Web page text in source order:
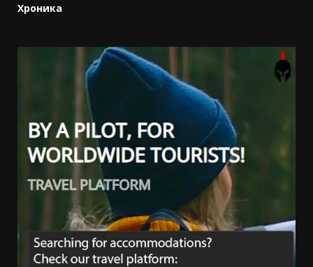
Хроника